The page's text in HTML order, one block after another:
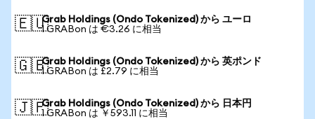
🇪🇺Grab Holdings (Ondo Tokenized) から ユーロ
1 GRABon は €3.26 に相当
🇬🇧Grab Holdings (Ondo Tokenized) から 英ポンド
1 GRABon は £2.79 に相当
🇯🇵Grab Holdings (Ondo Tokenized) から 日本円
1 GRABon は ￥593.11 に相当